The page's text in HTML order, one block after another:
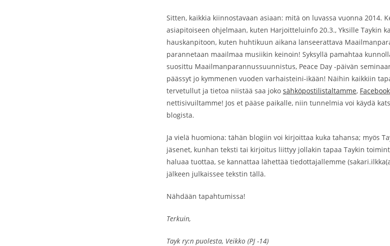
Sitten, kaikkia kiinnostavaan asiaan: mitä on luvassa vuonna 2014.
asiapitoiseen ohjelmaan, kuten Harjoitteluinfo 20.3., Yksille Taykin
hauskanpitoon, kuten huhtikuun aikana lanseerattava
parannetaan maailmaa musiikin keinoin! Syksyllä pamahtaa
suosittu Maailmanparannussuunnistus, Peace Day -päivän
päässyt jo kymmenen vuoden varhaisteini-ikään! Näihin kaikkiin
tervetullut ja tietoa niistää saa joko sähköpostilistaltamme,
nettisivuiltamme! Jos et pääse paikalle, niin tunnelmia voi käydä
blogista.
Ja vielä huomiona: tähän blogiin voi kirjoittaa kuka tahansa; myös
jäsenet, kunhan teksti tai kirjoitus liittyy jollakin tapaa Taykin
haluaa tuottaa, se kannattaa lähettää tiedottajallemme
jälkeen julkaissee tekstin tällä.
Nähdään tapahtumissa!
Terkuin,
Tayk ry:n puolesta, Veikko (PJ -14)